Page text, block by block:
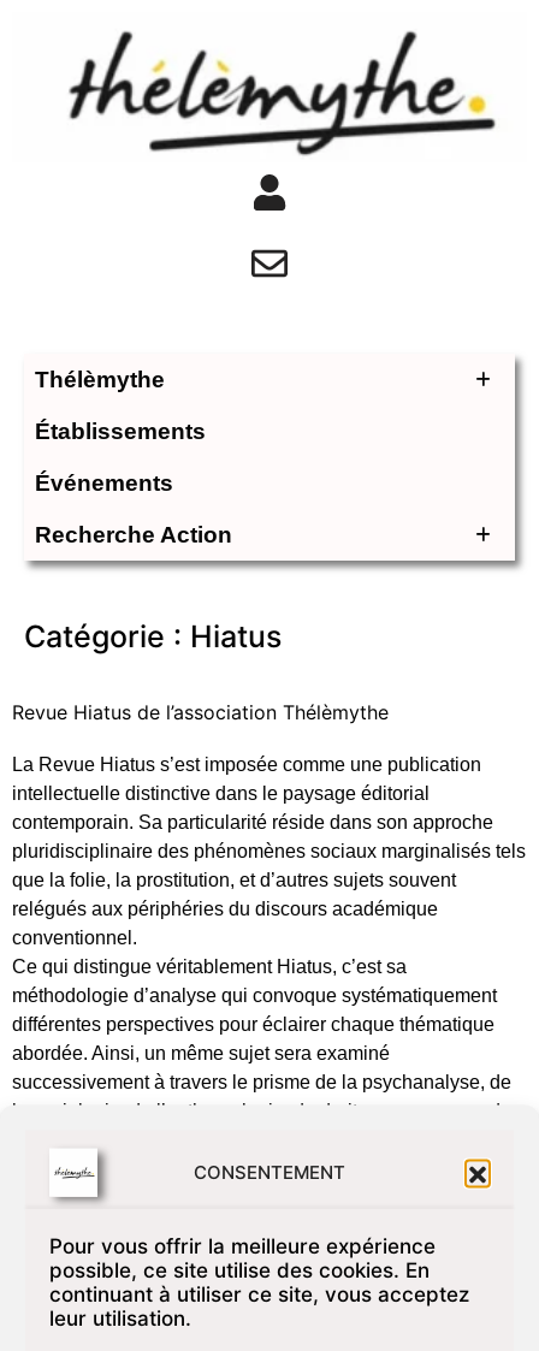
CONSENTEMENT
Pour vous offrir la meilleure expérience
possible, ce site utilise des cookies. En
continuant à utiliser ce site, vous acceptez
leur utilisation.
Thélèmythe
Établissements
Événements
Recherche Action
Catégorie : Hiatus
Revue Hiatus de l’association Thélèmythe
La Revue Hiatus s’est imposée comme une publication
intellectuelle distinctive dans le paysage éditorial
contemporain. Sa particularité réside dans son approche
pluridisciplinaire des phénomènes sociaux marginalisés tels
que la folie, la prostitution, et d’autres sujets souvent
relégués aux périphéries du discours académique
conventionnel.
Ce qui distingue véritablement Hiatus, c’est sa
méthodologie d’analyse qui convoque systématiquement
différentes perspectives pour éclairer chaque thématique
abordée. Ainsi, un même sujet sera examiné
successivement à travers le prisme de la psychanalyse, de
la sociologie, de l’anthropologie, du droit, ou encore par des
approche kaléidoscopique permet de dépasser les limites
inhérentes à chaque discipline et d’offrir une compréhension
Pourquoi pas… N°2